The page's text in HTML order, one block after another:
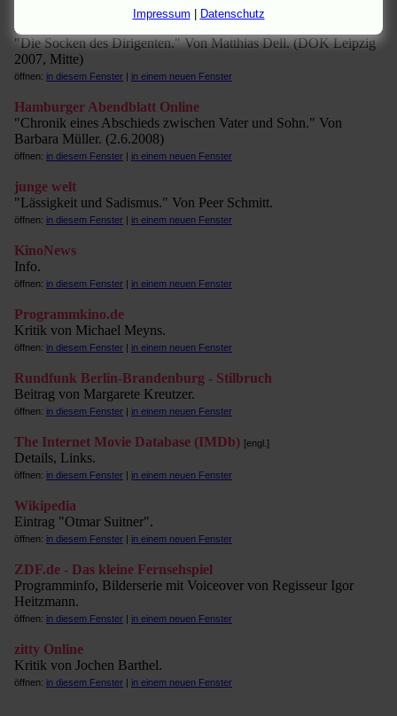
Freitag
"Die Socken des Dirigenten." Von Matthias Dell. (DOK Leipzig
2007, Mitte)
öffnen: in diesem Fenster | in einem neuen Fenster
Hamburger Abendblatt Online
"Chronik eines Abschieds zwischen Vater und Sohn." Von
Barbara Müller. (2.6.2008)
öffnen: in diesem Fenster | in einem neuen Fenster
junge welt
"Lässigkeit und Sadismus." Von Peer Schmitt.
öffnen: in diesem Fenster | in einem neuen Fenster
KinoNews
Info.
öffnen: in diesem Fenster | in einem neuen Fenster
Programmkino.de
Kritik von Michael Meyns.
öffnen: in diesem Fenster | in einem neuen Fenster
Rundfunk Berlin-Brandenburg - Stilbruch
Beitrag von Margarete Kreutzer.
öffnen: in diesem Fenster | in einem neuen Fenster
The Internet Movie Database (IMDb) [engl.]
Details, Links.
öffnen: in diesem Fenster | in einem neuen Fenster
Wikipedia
Eintrag "Otmar Suitner".
öffnen: in diesem Fenster | in einem neuen Fenster
ZDF.de - Das kleine Fernsehspiel
Programminfo, Bilderserie mit Voiceover von Regisseur Igor
Heitzmann.
öffnen: in diesem Fenster | in einem neuen Fenster
zitty Online
Kritik von Jochen Barthel.
öffnen: in diesem Fenster | in einem neuen Fenster
Impressum Datenschutz